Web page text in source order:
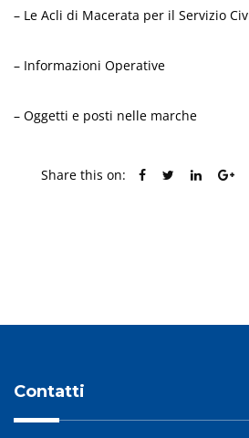
– Le Acli di Macerata per il Servizio
– Informazioni Operative
– Oggetti e posti nelle marche
Share this on:
Contatti